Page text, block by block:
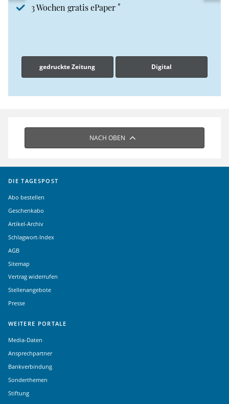
3 Wochen gratis ePaper *
gedruckte Zeitung Digital
NACH OBEN
DIE TAGESPOST
Abo bestellen
Geschenkabo
Artikel-Archiv
Schlagwort-Index
AGB
Sitemap
Vertrag widerrufen
Stellenangebote
Presse
WEITERE PORTALE
Media-Daten
Ansprechpartner
Bankverbindung
Sonderthemen
Stiftung